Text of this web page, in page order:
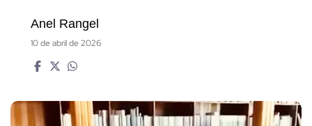
Anel Rangel
10 de abril de 2026